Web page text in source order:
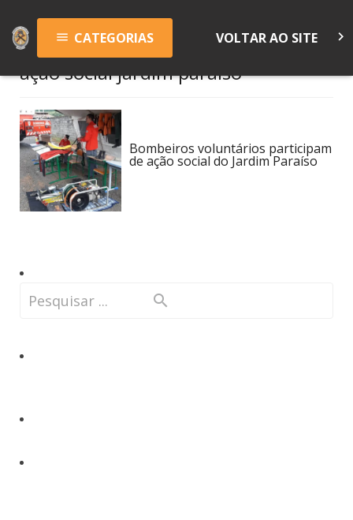
menu CATEGORIAS VOLTAR AO SITE keyboard_arrow_right
ação social jardim paraíso
Bombeiros voluntários participam
de ação social do Jardim Paraíso